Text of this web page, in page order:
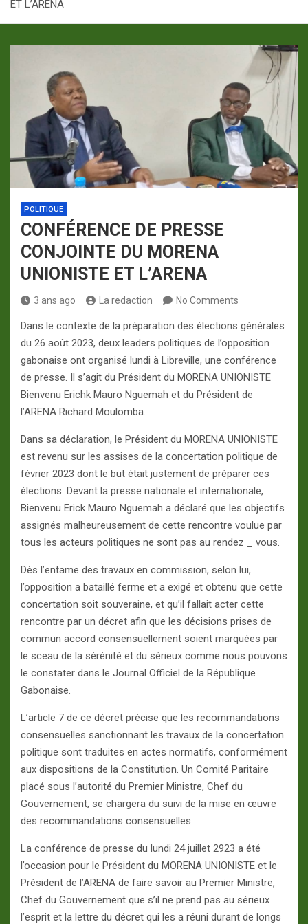
ET L’ARENA
POLITIQUE
CONFÉRENCE DE PRESSE
CONJOINTE DU MORENA
UNIONISTE ET L’ARENA
3 ans ago La redaction No Comments
Dans le contexte de la préparation des élections générales
du 26 août 2023, deux leaders politiques de l’opposition
gabonaise ont organisé lundi à Libreville, une conférence
de presse. Il s’agit du Président du MORENA UNIONISTE
Bienvenu Erichk Mauro Nguemah et du Président de
l’ARENA Richard Moulomba.
Dans sa déclaration, le Président du MORENA UNIONISTE
est revenu sur les assises de la concertation politique de
février 2023 dont le but était justement de préparer ces
élections. Devant la presse nationale et internationale,
Bienvenu Erick Mauro Nguemah a déclaré que les objectifs
assignés malheureusement de cette rencontre voulue par
tous les acteurs politiques ne sont pas au rendez _ vous.
Dès l’entame des travaux en commission, selon lui,
l’opposition a bataillé ferme et a exigé et obtenu que cette
concertation soit souveraine, et qu’il fallait acter cette
rencontre par un décret afin que les décisions prises de
commun accord consensuellement soient marquées par
le sceau de la sérénité et du sérieux comme nous pouvons
le constater dans le Journal Officiel de la République
Gabonaise.
L’article 7 de ce décret précise que les recommandations
consensuelles sanctionnant les travaux de la concertation
politique sont traduites en actes normatifs, conformément
aux dispositions de la Constitution. Un Comité Paritaire
placé sous l’autorité du Premier Ministre, Chef du
Gouvernement, se chargera du suivi de la mise en œuvre
des recommandations consensuelles.
La conférence de presse du lundi 24 juillet 2923 a été
l’occasion pour le Président du MORENA UNIONISTE et le
Président de l’ARENA de faire savoir au Premier Ministre,
Chef du Gouvernement que s’il ne prend pas au sérieux
l’esprit et la lettre du décret qui les a réuni durant de longs
p